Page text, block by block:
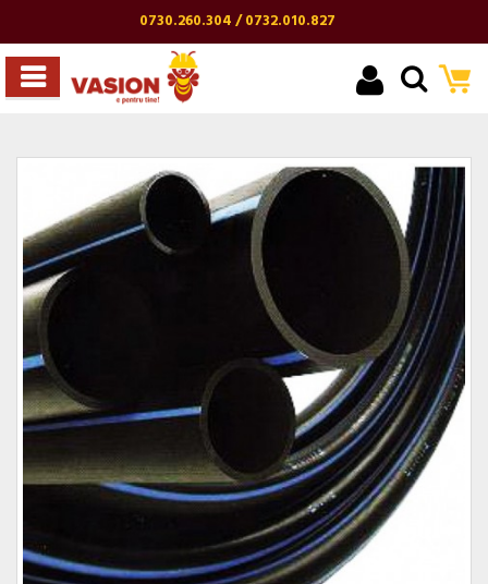
0730.260.304 / 0732.010.827